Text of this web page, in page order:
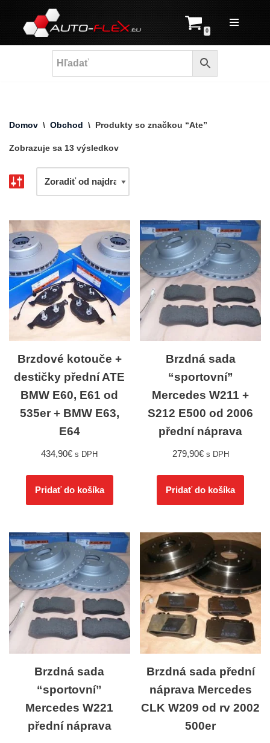
Prejsť
na
0
Domov \ Obchod \ Produkty so značkou “Ate”
Zobrazuje sa 13 výsledkov
Brzdové kotouče +
destičky přední ATE
BMW E60, E61 od
535er + BMW E63,
E64
434,90€ s DPH
Pridať do košíka
Brzdná sada
“sportovní”
Mercedes W211 +
S212 E500 od 2006
přední náprava
279,90€ s DPH
Pridať do košíka
Brzdná sada
“sportovní”
Mercedes W221
přední náprava
Brzdná sada přední
náprava Mercedes
CLK W209 od rv 2002
500er